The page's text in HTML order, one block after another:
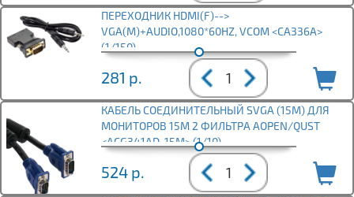
ПЕРЕХОДНИК HDMI(F)-->
VGA(M)+AUDIO,1080*60HZ, VCOM <CA336A>
(1/150)
281 р.
КАБЕЛЬ СОЕДИНИТЕЛЬНЫЙ SVGA (15M) ДЛЯ
МОНИТОРОВ 15М 2 ФИЛЬТРА AOPEN/QUST
<ACG341AD-15M> (1/10)
524 р.